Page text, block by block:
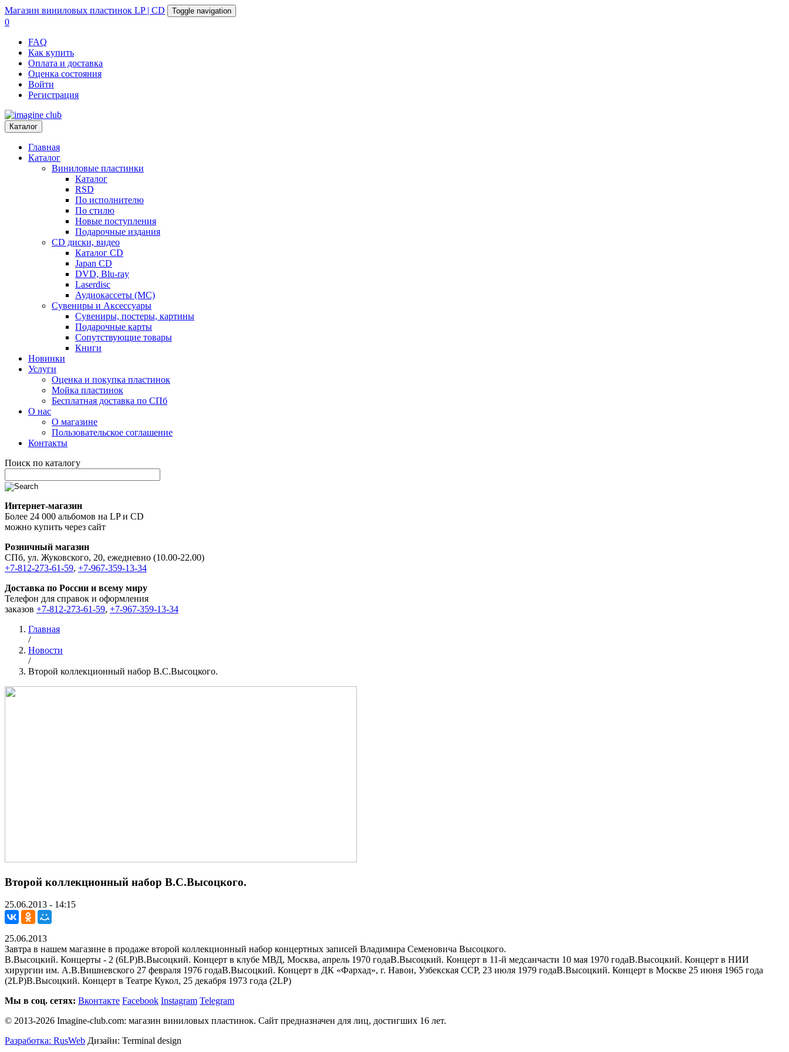
Магазин виниловых пластинок LP | CD Toggle navigation
0
FAQ
Как купить
Оплата и доставка
Оценка состояния
Войти
Регистрация
Каталог
Главная
Каталог
Виниловые пластинки
Каталог
RSD
По исполнителю
По стилю
Новые поступления
Подарочные издания
CD диски, видео
Каталог CD
Japan CD
DVD, Blu-ray
Laserdisc
Аудиокассеты (MC)
Сувениры и Аксессуары
Сувениры, постеры, картины
Подарочные карты
Сопутствующие товары
Книги
Новинки
Услуги
Оценка и покупка пластинок
Мойка пластинок
Бесплатная доставка по СПб
О нас
О магазине
Пользовательское соглашение
Контакты
Поиск по каталогу
Интернет-магазин
Более 24 000 альбомов на LP и CD
можно купить через сайт
Розничный магазин
СПб, ул. Жуковского, 20, ежедневно (10.00-22.00)
+7-812-273-61-59, +7-967-359-13-34
Доставка по России и всему миру
Телефон для справок и оформления
заказов +7-812-273-61-59, +7-967-359-13-34
Главная
/
Новости
/
Второй коллекционный набор В.С.Высоцкого.
Второй коллекционный набор В.С.Высоцкого.
25.06.2013 - 14:15
25.06.2013
Завтра в нашем магазине в продаже второй коллекционный набор концертных записей Владимира Семеновича Высоцкого.
В.Высоцкий. Концерты - 2 (6LP)В.Высоцкий. Концерт в клубе МВД, Москва, апрель 1970 годаВ.Высоцкий. Концерт в 11-й медсанчасти 10 мая 1970 годаВ.Высоцкий. Концерт в НИИ
хирургии им. А.В.Вишневского 27 февраля 1976 годаВ.Высоцкий. Концерт в ДК «Фархад», г. Навои, Узбекская ССР, 23 июля 1979 годаВ.Высоцкий. Концерт в Москве 25 июня 1965 года
(2LP)В.Высоцкий. Концерт в Театре Кукол, 25 декабря 1973 года (2LP)
Мы в соц. сетях: Вконтакте Facebook Instagram Telegram
© 2013-2026 Imagine-club.com: магазин виниловых пластинок. Сайт предназначен для лиц, достигших 16 лет.
Разработка: RusWeb Дизайн: Terminal design